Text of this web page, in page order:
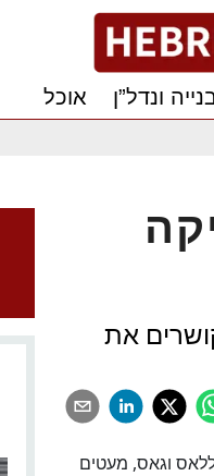
ונדל”ן
אוכל
את
וגאס, מעטים